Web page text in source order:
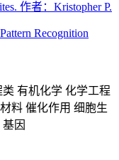
作者：Kristopher P.
Recognition
类 有机化学 化学工程
料 催化作用 细胞生
基因